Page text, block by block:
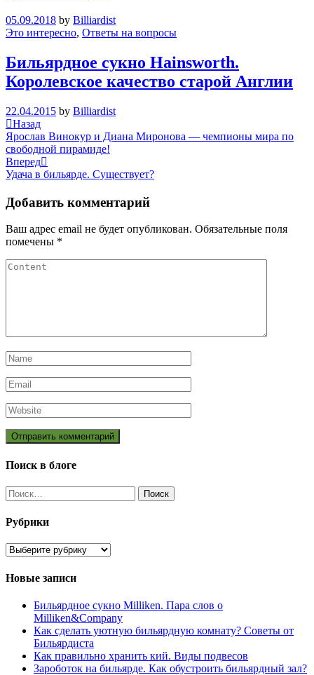
05.09.2018 by Billiardist
Это интересно, Ответы на вопросы
Бильярдное сукно Hainsworth.
Королевское качество старой Англии
22.04.2015 by Billiardist
Навигация
по
записям
Previous
Post
Назад
Ярослав Винокур и Диана Миронова — чемпионы мира по
свободной пирамиде!
Next
Post
Вперед
Удача в бильярде. Существует?
Добавить комментарий
Ваш адрес email не будет опубликован. Обязательные поля
помечены *
Поиск в блоге
Найти:
Рубрики
Рубрики
Новые записи
Бильярдное сукно Milliken. Пара слов о
Milliken&Company
Как сделать уютную бильярдную комнату? Советы от
Бильярдиста
Как правильно хранить кий. Виды подвесов
Зароботок на бильярде. Как обустроить бильярдный зал?